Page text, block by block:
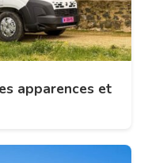
apparences et